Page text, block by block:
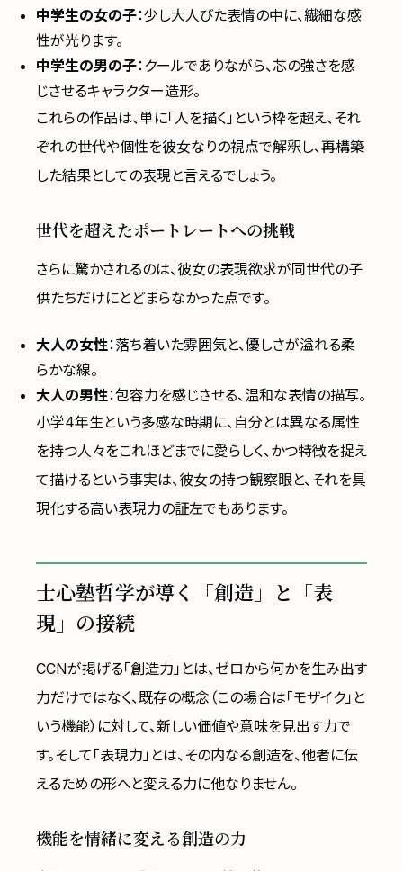
中学生の女の子：少し大人びた表情の中に、繊細な感
性が光ります。
中学生の男の子：クールでありながら、芯の強さを感
じさせるキャラクター造形。
これらの作品は、単に「人を描く」という枠を超え、それ
ぞれの世代や個性を彼女なりの視点で解釈し、再構築
した結果としての表現と言えるでしょう。
世代を超えたポートレートへの挑戦
さらに驚かされるのは、彼女の表現欲求が同世代の子
供たちだけにとどまらなかった点です。
大人の女性：落ち着いた雰囲気と、優しさが溢れる柔
らかな線。
大人の男性：包容力を感じさせる、温和な表情の描写。
小学4年生という多感な時期に、自分とは異なる属性
を持つ人々をこれほどまでに愛らしく、かつ特徴を捉え
て描けるという事実は、彼女の持つ観察眼と、それを具
現化する高い表現力の証左でもあります。
士心塾哲学が導く「創造」と「表
現」の接続
CCNが掲げる「創造力」とは、ゼロから何かを生み出す
力だけではなく、既存の概念（この場合は「モザイク」と
いう機能）に対して、新しい価値や意味を見出す力で
す。そして「表現力」とは、その内なる創造を、他者に伝
えるための形へと変える力に他なりません。
機能を情緒に変える創造の力